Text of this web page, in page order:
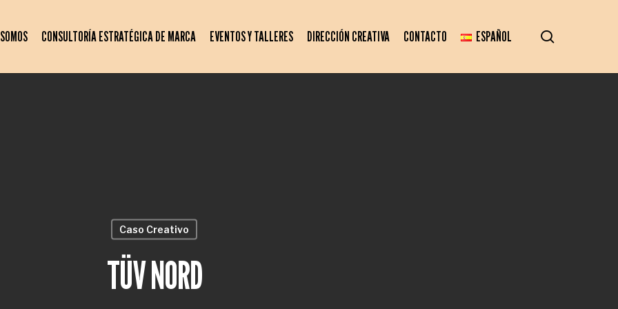
CONSULTORÍA ESTRATÉGICA DE MARCA EVENTOS Y TALLERES DIRECCIÓN CREATIVA CONTACTO ESPAÑOL
Caso Creativo
TÜV NORD